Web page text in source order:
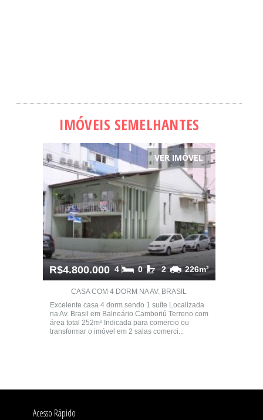
IMÓVEIS SEMELHANTES
VER IMÓVEL
R$4.800.000 226m²
2
0
4
CASA COM 4 DORM NA AV. BRASIL
Excelente casa 4 dorm sendo 1 suíte Localizada
na Av. Brasil em Balneário Camboriú Terreno com
área total 252m² Indicada para comercio ou
transformar o imóvel em 2 salas comerci...
Acesso Rápido